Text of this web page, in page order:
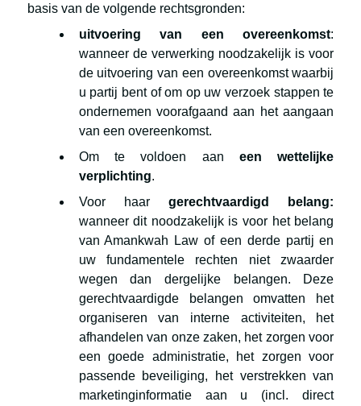
basis van de volgende rechtsgronden:
uitvoering van een overeenkomst:
wanneer de verwerking noodzakelijk is voor
de uitvoering van een overeenkomst waarbij
u partij bent of om op uw verzoek stappen te
ondernemen voorafgaand aan het aangaan
van een overeenkomst.
Om te voldoen aaneen wettelijke
verplichting.
Voor haargerechtvaardigd belang:
wanneer dit noodzakelijk is voor het belang
van Amankwah Law of een derde partij en
uw fundamentele rechten niet zwaarder
wegen dan dergelijke belangen. Deze
gerechtvaardigde belangen omvatten het
organiseren van interne activiteiten, het
afhandelen van onze zaken, het zorgen voor
een goede administratie, het zorgen voor
passende beveiliging, het verstrekken van
marketinginformatie aan u (incl. direct